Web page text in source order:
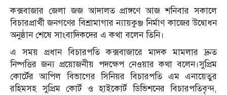
কক্সবাজার জেলা জজ আদালত প্রাঙ্গণে আজ শনিবার সকালে
বিচারপ্রার্থী জনগণের বিশ্রামাগার ন্যায়কুঞ্জ নির্মাণ কাজের উদ্বোধন
অনুষ্ঠান শেষে সাংবাদিকদের এ কথা বলেন তিনি।
এ সময় প্রধান বিচারপতি কক্সবাজারে মাদক মামলার দ্রুত
নিষ্পত্তির জন্য প্রয়োজনীয় পদক্ষেপ নেওয়ার কথা বলেন।সুপ্রিম
কোর্টের আপিল বিভাগের সিনিয়র বিচারপতি এম এনায়েতুর
রহিমসহ সুপ্রিম কোর্ট ও হাইকোর্ট ডিভিশনের বিচারপতিবৃন্দ,